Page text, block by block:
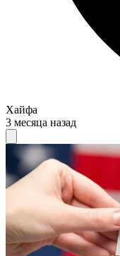
Хайфа
3 месяца назад